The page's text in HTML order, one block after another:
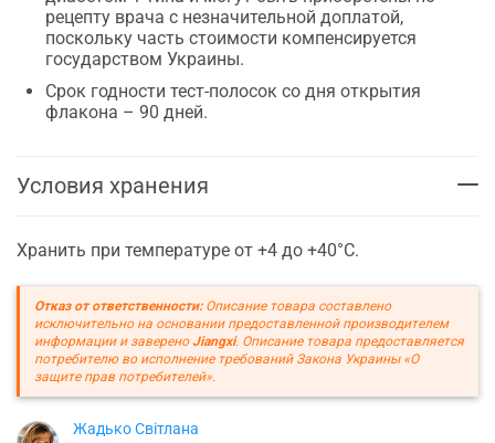
рецепту врача с незначительной доплатой,
поскольку часть стоимости компенсируется
государством Украины.
Срок годности тест-полосок со дня открытия
флакона – 90 дней.
Условия хранения
Хранить при температуре от +4 до +40°C.
Отказ от ответственности:Описание товара составлено
исключительно на основании предоставленной производителем
информации и завереноJiangxi. Описание товара предоставляется
потребителю во исполнение требований Закона Украины «О
защите прав потребителей».
Жадько Світлана